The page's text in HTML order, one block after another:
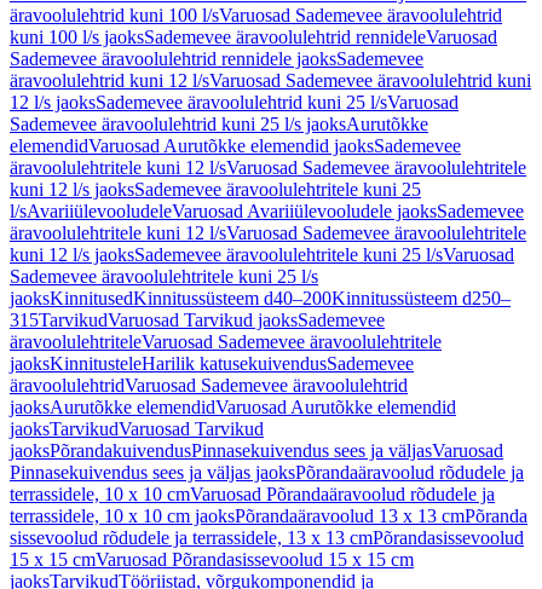
äravoolulehtrid kuni 100 l/sVaruosad Sademevee äravoolulehtrid
kuni 100 l/s jaoksSademevee äravoolulehtrid rennideleVaruosad
Sademevee äravoolulehtrid rennidele jaoksSademevee
äravoolulehtrid kuni 12 l/sVaruosad Sademevee äravoolulehtrid kuni
12 l/s jaoksSademevee äravoolulehtrid kuni 25 l/sVaruosad
Sademevee äravoolulehtrid kuni 25 l/s jaoksAurutõkke
elemendidVaruosad Aurutõkke elemendid jaoksSademevee
äravoolulehtritele kuni 12 l/sVaruosad Sademevee äravoolulehtritele
kuni 12 l/s jaoksSademevee äravoolulehtritele kuni 25
l/sAvariiülevooludeleVaruosad Avariiülevooludele jaoksSademevee
äravoolulehtritele kuni 12 l/sVaruosad Sademevee äravoolulehtritele
kuni 12 l/s jaoksSademevee äravoolulehtritele kuni 25 l/sVaruosad
Sademevee äravoolulehtritele kuni 25 l/s
jaoksKinnitusedKinnitussüsteem d40–200Kinnitussüsteem d250–
315TarvikudVaruosad Tarvikud jaoksSademevee
äravoolulehtriteleVaruosad Sademevee äravoolulehtritele
jaoksKinnitusteleHarilik katusekuivendusSademevee
äravoolulehtridVaruosad Sademevee äravoolulehtrid
jaoksAurutõkke elemendidVaruosad Aurutõkke elemendid
jaoksTarvikudVaruosad Tarvikud
jaoksPõrandakuivendusPinnasekuivendus sees ja väljasVaruosad
Pinnasekuivendus sees ja väljas jaoksPõrandaäravoolud rõdudele ja
terrassidele, 10 x 10 cmVaruosad Põrandaäravoolud rõdudele ja
terrassidele, 10 x 10 cm jaoksPõrandaäravoolud 13 x 13 cmPõranda
sissevoolud rõdudele ja terrassidele, 13 x 13 cmPõrandasissevoolud
15 x 15 cmVaruosad Põrandasissevoolud 15 x 15 cm
jaoksTarvikudTööriistad, võrgukomponendid ja